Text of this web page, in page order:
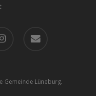
Gemeinde Lüneburg.